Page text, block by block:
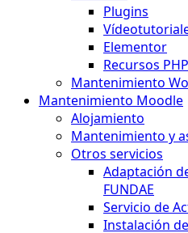
Plugins
Elementor
Recursos
Mantenimiento
Mantenimiento Moodle
Alojamiento
Mantenimiento y
Otros servicios
Adaptación
FUNDAE
Servicio de
Instalación